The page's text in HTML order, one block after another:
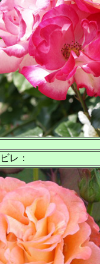
レ ：